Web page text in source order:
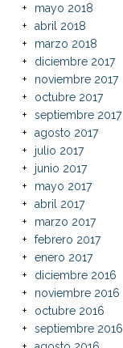
mayo 2018
abril 2018
marzo 2018
diciembre 2017
noviembre 2017
octubre 2017
septiembre 2017
agosto 2017
julio 2017
junio 2017
mayo 2017
abril 2017
marzo 2017
febrero 2017
enero 2017
diciembre 2016
noviembre 2016
octubre 2016
septiembre 2016